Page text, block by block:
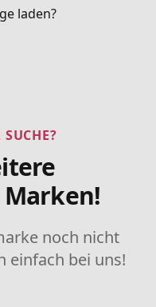
laden?
noch nicht
einfach bei uns!